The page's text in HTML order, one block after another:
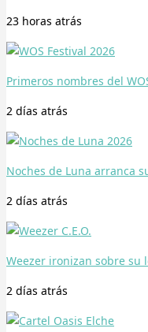
23 horas atrás
Primeros nombres del
2 días atrás
Noches de Luna arranca
2 días atrás
Weezer ironizan sobre su
2 días atrás